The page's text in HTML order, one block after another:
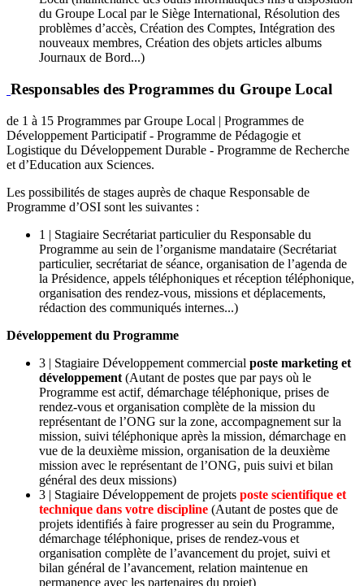
du Groupe Local par le Siège International, Résolution des
problèmes d’accès, Création des Comptes, Intégration des
nouveaux membres, Création des objets articles albums
Journaux de Bord...)
Responsables des Programmes du Groupe Local
de 1 à 15 Programmes par Groupe Local | Programmes de
Développement Participatif - Programme de Pédagogie et
Logistique du Développement Durable - Programme de Recherche
et d’Education aux Sciences.
Les possibilités de stages auprès de chaque Responsable de
Programme d’OSI sont les suivantes :
1 | Stagiaire Secrétariat particulier du Responsable du
Programme au sein de l’organisme mandataire (Secrétariat
particulier, secrétariat de séance, organisation de l’agenda de
la Présidence, appels téléphoniques et réception téléphonique,
organisation des rendez-vous, missions et déplacements,
rédaction des communiqués internes...)
Développement du Programme
3 | Stagiaire Développement commercial poste marketing et
développement (Autant de postes que par pays où le
Programme est actif, démarchage téléphonique, prises de
rendez-vous et organisation complète de la mission du
représentant de l’ONG sur la zone, accompagnement sur la
mission, suivi téléphonique après la mission, démarchage en
vue de la deuxième mission, organisation de la deuxième
mission avec le représentant de l’ONG, puis suivi et bilan
général des deux missions)
3 | Stagiaire Développement de projets poste scientifique et
technique dans votre discipline (Autant de postes que de
projets identifiés à faire progresser au sein du Programme,
démarchage téléphonique, prises de rendez-vous et
organisation complète de l’avancement du projet, suivi et
bilan général de l’avancement, relation maintenue en
permanence avec les partenaires du projet)